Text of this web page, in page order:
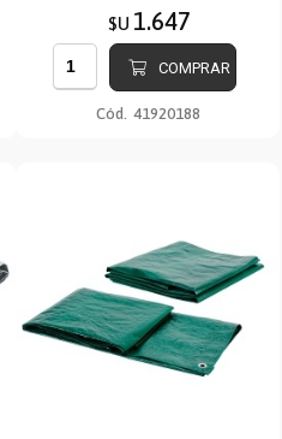
$U 1.647
COMPRAR
Cód. 41920188